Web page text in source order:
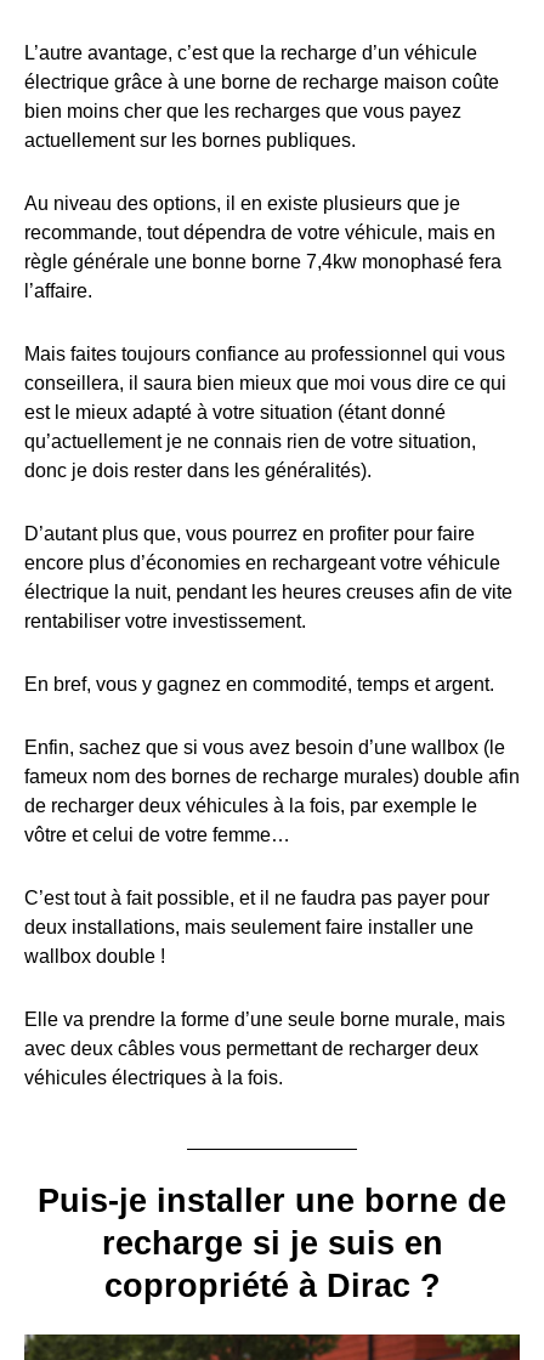
L’autre avantage, c’est que la recharge d’un véhicule
électrique grâce à une borne de recharge maison coûte
bien moins cher que les recharges que vous payez
actuellement sur les bornes publiques.
Au niveau des options, il en existe plusieurs que je
recommande, tout dépendra de votre véhicule, mais en
règle générale une bonne borne 7,4kw monophasé fera
l’affaire.
Mais faites toujours confiance au professionnel qui vous
conseillera, il saura bien mieux que moi vous dire ce qui
est le mieux adapté à votre situation (étant donné
qu’actuellement je ne connais rien de votre situation,
donc je dois rester dans les généralités).
D’autant plus que, vous pourrez en profiter pour faire
encore plus d’économies en rechargeant votre véhicule
électrique la nuit, pendant les heures creuses afin de vite
rentabiliser votre investissement.
En bref, vous y gagnez en commodité, temps et argent.
Enfin, sachez que si vous avez besoin d’une wallbox (le
fameux nom des bornes de recharge murales) double afin
de recharger deux véhicules à la fois, par exemple le
vôtre et celui de votre femme…
C’est tout à fait possible, et il ne faudra pas payer pour
deux installations, mais seulement faire installer une
wallbox double !
Elle va prendre la forme d’une seule borne murale, mais
avec deux câbles vous permettant de recharger deux
véhicules électriques à la fois.
Puis-je installer une borne de
recharge si je suis en
copropriété à Dirac ?